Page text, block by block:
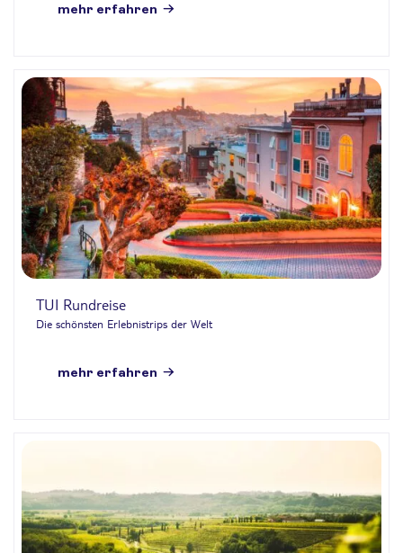
mehr erfahren
TUI Rundreise
Die schönsten Erlebnistrips der Welt
mehr erfahren